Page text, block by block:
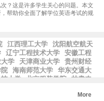
？这是许多学生关心的问题。本文
帮助你全面了解学位英语考试的规
江西理工大学
沈阳航空航天
辽宁工程技术大学
安徽工程
学 天津商业大学
贵州财经
海南师范大学
华东交通大
大学 北京服装学院
甘肃农
安徽中医药大
More